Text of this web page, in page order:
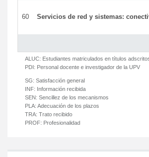
60 Servicios de red y sistemas:
ALUC: Estudiantes matriculados en títulos
PDI: Personal docente e investigador de la UPV
SG: Satisfacción general
INF: Información recibida
SEN: Sencillez de los mecanismos
PLA: Adecuación de los plazos
TRA: Trato recibido
PROF: Profesionalidad